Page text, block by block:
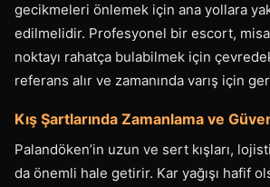
gecikmeleri önlemek için ana yollara
edilmelidir. Profesyonel bir escort,
noktayı rahatça bulabilmek için
referans alır ve zamanında varış için
Kış Şartlarında Zamanlama ve
Palandöken’in uzun ve sert kışları,
da önemli hale getirir. Kar yağışı hafif